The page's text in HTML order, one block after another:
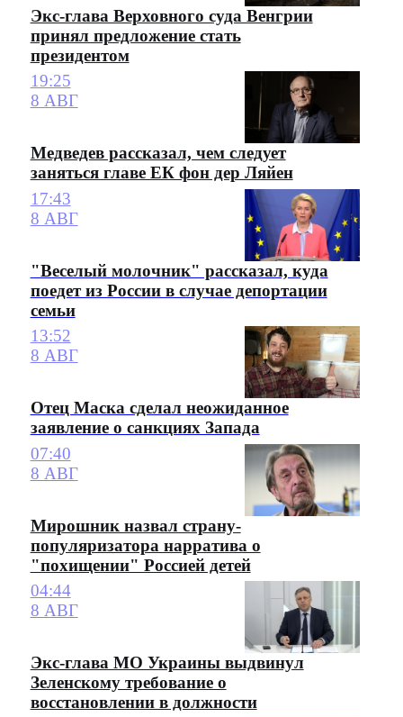
Экс-глава Верховного суда Венгрии
принял предложение стать
президентом
19:25
8 АВГ
Медведев рассказал, чем следует
заняться главе ЕК фон дер Ляйен
17:43
8 АВГ
"Веселый молочник" рассказал, куда
поедет из России в случае депортации
семьи
13:52
8 АВГ
Отец Маска сделал неожиданное
заявление о санкциях Запада
07:40
8 АВГ
Мирошник назвал страну-
популяризатора нарратива о
"похищении" Россией детей
04:44
8 АВГ
Экс-глава МО Украины выдвинул
Зеленскому требование о
восстановлении в должности